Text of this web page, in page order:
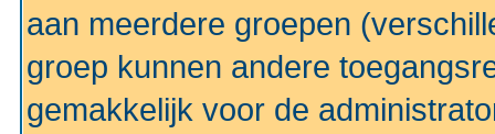
aan meerdere groepen
groep kunnen andere
gemakkelijk voor de